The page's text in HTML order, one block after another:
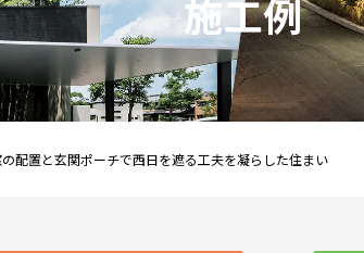
施工例
配置と玄関ポーチで西日を遮る工夫を凝らした住まい